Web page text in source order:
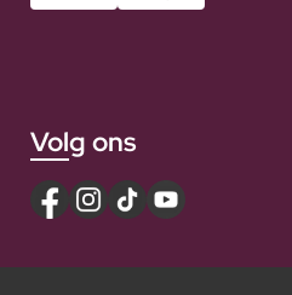
Volg ons